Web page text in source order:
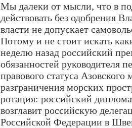
Мы далеки от мысли, что в
действовать без одобрения
власти не допускает
Потому и не стоит искать
неделю назад российский
обязанностей руководителя
правового статуса
разграничения морских
ротация: российский
возглавит российскую
Российской Федерации в